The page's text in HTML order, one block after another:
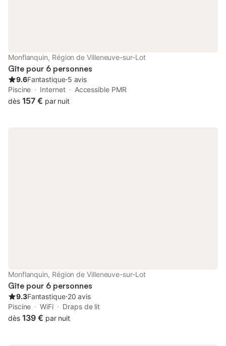
Monflanquin, Région de Villeneuve-sur-Lot
Gîte pour 6 personnes
9.6Fantastique⋅5 avis
Piscine
Internet
Accessible PMR
dès 157 € par nuit
Monflanquin, Région de Villeneuve-sur-Lot
Gîte pour 6 personnes
9.3Fantastique⋅20 avis
Piscine
WiFi
Draps de lit
dès 139 € par nuit